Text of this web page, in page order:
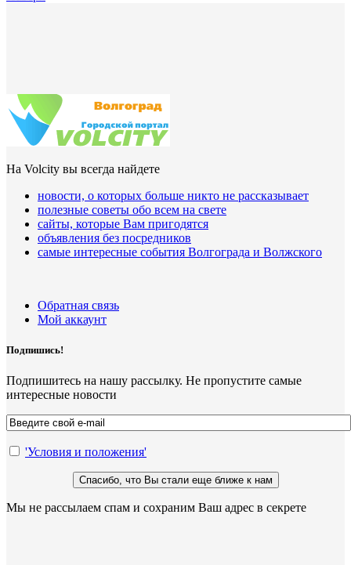
На Volcity вы всегда найдете
новости, о которых больше никто не рассказывает
полезные советы обо всем на свете
сайты, которые Вам пригодятся
объявления без посредников
самые интересные события Волгограда и Волжского
Обратная связь
Мой аккаунт
Подпишись!
Подпишитесь на нашу рассылку. Не пропустите самые
интересные новости
'Условия и положения'
Мы не рассылаем спам и сохраним Ваш адрес в секрете